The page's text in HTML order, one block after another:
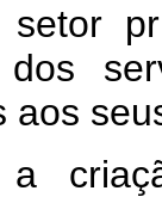
aos